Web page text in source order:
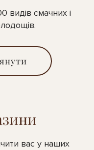
видів смачних і
вас у наших